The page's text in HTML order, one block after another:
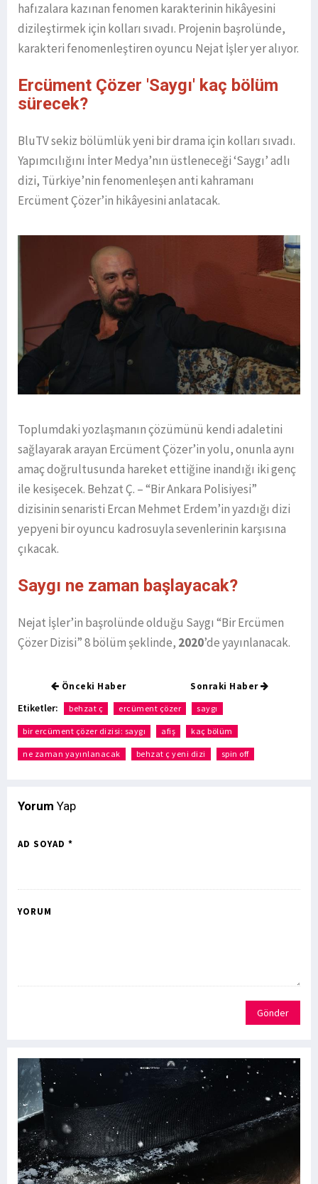
hafızalara kazınan fenomen karakterinin hikâyesini
dizileştirmek için kolları sıvadı. Projenin başrolünde,
karakteri fenomenleştiren oyuncu Nejat İşler yer alıyor.
Ercüment Çözer 'Saygı' kaç bölüm
sürecek?
BluTV sekiz bölümlük yeni bir drama için kolları sıvadı.
Yapımcılığını İnter Medya’nın üstleneceği ‘Saygı’ adlı
dizi, Türkiye’nin fenomenleşen anti kahramanı
Ercüment Çözer’in hikâyesini anlatacak.
Toplumdaki yozlaşmanın çözümünü kendi adaletini
sağlayarak arayan Ercüment Çözer’in yolu, onunla aynı
amaç doğrultusunda hareket ettiğine inandığı iki genç
ile kesişecek. Behzat Ç. – “Bir Ankara Polisiyesi”
dizisinin senaristi Ercan Mehmet Erdem’in yazdığı dizi
yepyeni bir oyuncu kadrosuyla sevenlerinin karşısına
çıkacak.
Saygı ne zaman başlayacak?
Nejat İşler’in başrolünde olduğu Saygı “Bir Ercümen
Çözer Dizisi” 8 bölüm şeklinde, 2020’de yayınlanacak.
Önceki Haber Sonraki Haber
Etiketler: behzat ç ercüment çözer saygı
bir ercüment çözer dizisi: saygı afiş kaç bölüm
ne zaman yayınlanacak behzat ç yeni dizi spin off
Yorum Yap
AD SOYAD *
YORUM
Gönder